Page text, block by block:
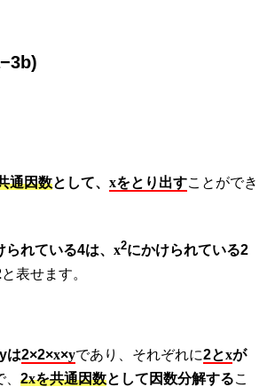
通因数として、 xをとり出すことができ
られている4は、 x2にかけられている2
と表せます。
yは2×2×x×yであり、それぞれに2とxが
2xを共通因数として因数分解するこ